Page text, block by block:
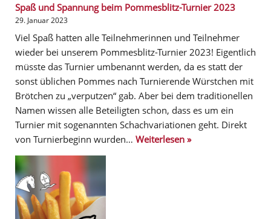
Spaß und Spannung beim Pommesblitz-Turnier 2023
29. Januar 2023
Viel Spaß hatten alle Teilnehmerinnen und Teilnehmer
wieder bei unserem Pommesblitz-Turnier 2023! Eigentlich
müsste das Turnier umbenannt werden, da es statt der
sonst üblichen Pommes nach Turnierende Würstchen mit
Brötchen zu „verputzen“ gab. Aber bei dem traditionellen
Namen wissen alle Beteiligten schon, dass es um ein
Turnier mit sogenannten Schachvariationen geht. Direkt
von Turnierbeginn wurden… Weiterlesen »